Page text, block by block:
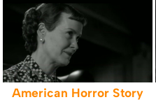
American Horror Story